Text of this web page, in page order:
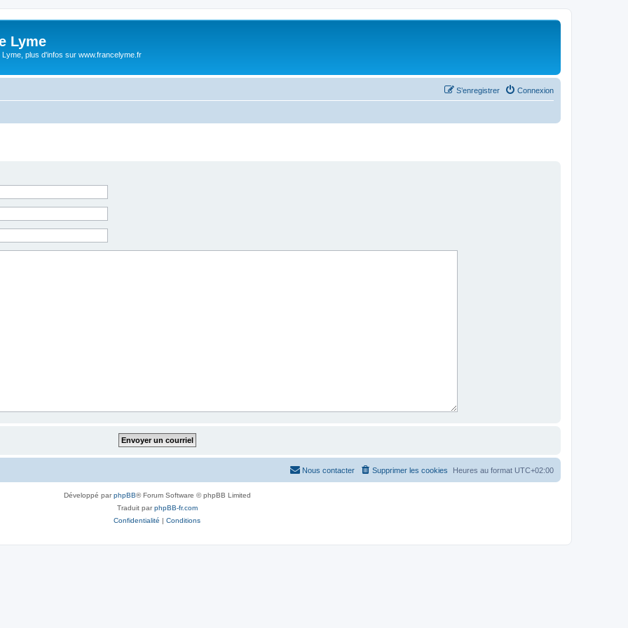
Lyme
plus d'infos sur www.francelyme.fr
Connexion
S’enregistrer
Heures au format UTC+02:00
Supprimer les cookies
Nous contacter
Développé parphpBB® Forum Software © phpBB Limited
Traduit parphpBB-fr.com
Confidentialité | Conditions